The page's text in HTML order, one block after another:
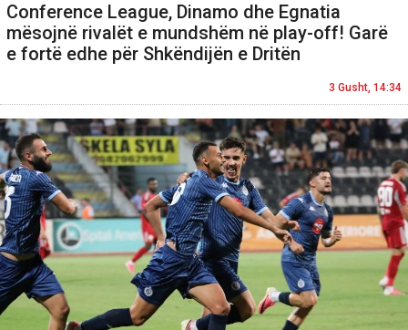
Conference League, Dinamo dhe Egnatia
mësojnë rivalët e mundshëm në play-off! Garë
e fortë edhe për Shkëndijën e Dritën
3 Gusht, 14:34